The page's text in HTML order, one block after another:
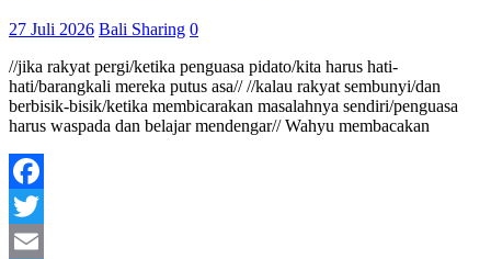
27 Juli 2026 Bali Sharing 0
//jika rakyat pergi/ketika penguasa pidato/kita harus hati-
hati/barangkali mereka putus asa// //kalau rakyat sembunyi/dan
berbisik-bisik/ketika membicarakan masalahnya sendiri/penguasa
harus waspada dan belajar mendengar// Wahyu membacakan
Facebook
Twitter